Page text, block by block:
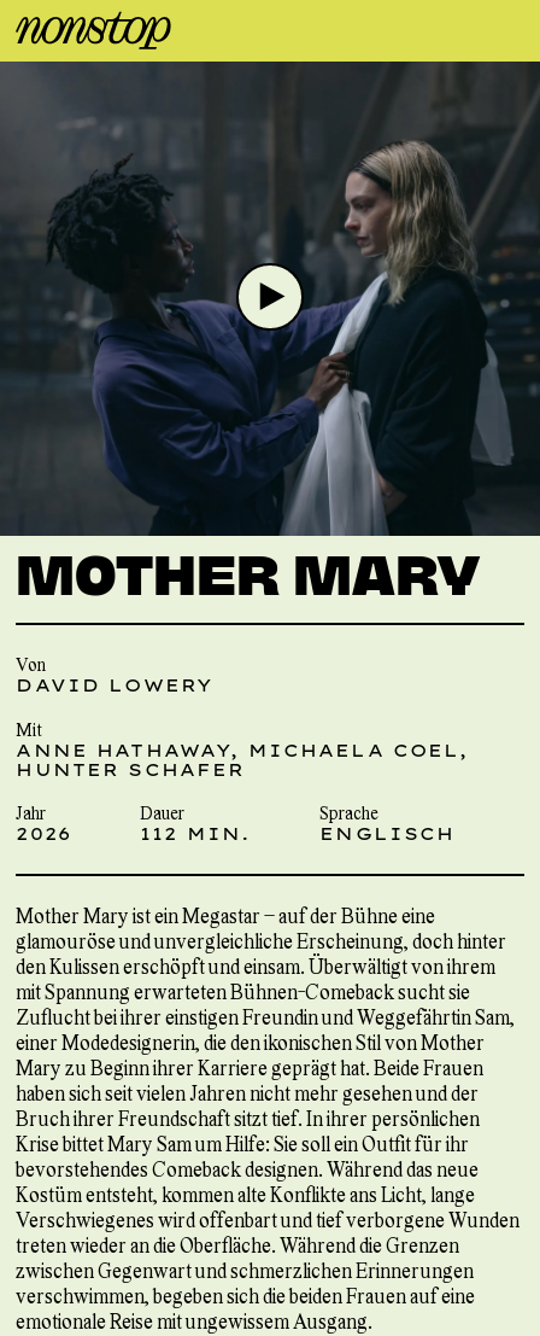
MOTHER MARY
Von
DAVID LOWERY
Mit
ANNE HATHAWAY, MICHAELA COEL,
HUNTER SCHAFER
Jahr
2026
Dauer
112 MIN.
Sprache
ENGLISCH
Mother Mary ist ein Megastar – auf der Bühne eine
glamouröse und unvergleichliche Erscheinung, doch hinter
den Kulissen erschöpft und einsam. Überwältigt von ihrem
mit Spannung erwarteten Bühnen-Comeback sucht sie
Zuflucht bei ihrer einstigen Freundin und Weggefährtin Sam,
einer Modedesignerin, die den ikonischen Stil von Mother
Mary zu Beginn ihrer Karriere geprägt hat. Beide Frauen
haben sich seit vielen Jahren nicht mehr gesehen und der
Bruch ihrer Freundschaft sitzt tief. In ihrer persönlichen
Krise bittet Mary Sam um Hilfe: Sie soll ein Outfit für ihr
bevorstehendes Comeback designen. Während das neue
Kostüm entsteht, kommen alte Konflikte ans Licht, lange
Verschwiegenes wird offenbart und tief verborgene Wunden
treten wieder an die Oberfläche. Während die Grenzen
zwischen Gegenwart und schmerzlichen Erinnerungen
verschwimmen, begeben sich die beiden Frauen auf eine
emotionale Reise mit ungewissem Ausgang.